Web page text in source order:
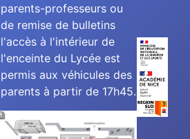
parents-professeurs ou
de remise de bulletins
l'accès à l'intérieur de
l'enceinte du Lycée est
permis aux véhicules des
parents à partir de 17h45.